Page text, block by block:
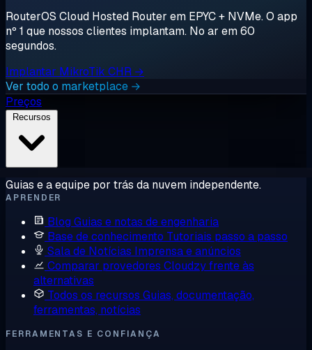
RouterOS Cloud Hosted Router em EPYC + NVMe. O app
nº 1 que nossos clientes implantam. No ar em 60
segundos.
Implantar MikroTik CHR →
Ver todo o marketplace →
Preços
Guias e a equipe por trás da nuvem independente.
APRENDER
Blog Guias e notas de engenharia
Base de conhecimento Tutoriais passo a passo
Sala de Notícias Imprensa e anúncios
Comparar provedores Cloudzy frente às
alternativas
Todos os recursos Guias, documentação,
ferramentas, notícias
FERRAMENTAS E CONFIANÇA